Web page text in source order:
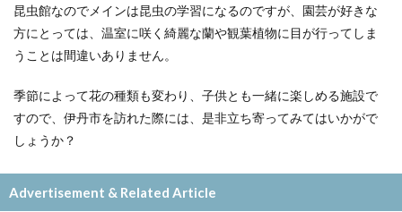
昆虫館なのでメインは昆虫の学習になるのですが、園芸が好きな
方にとっては、温室に咲く綺麗な蘭や観葉植物に目が行ってしま
うことは間違いありません。
季節によって花の種類も変わり、子供とも一緒に楽しめる施設で
すので、伊丹市を訪れた際には、是非立ち寄ってみてはいかがで
しょうか？
Advertisement & Related Article